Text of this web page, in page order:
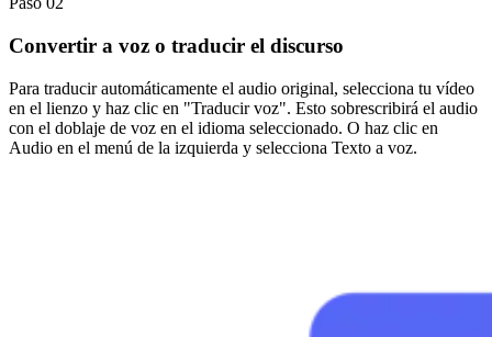
Convertir a voz o traducir el discurso
Para traducir automáticamente el audio original, selecciona tu vídeo
en el lienzo y haz clic en "Traducir voz". Esto sobrescribirá el audio
con el doblaje de voz en el idioma seleccionado. O haz clic en
Audio en el menú de la izquierda y selecciona Texto a voz.